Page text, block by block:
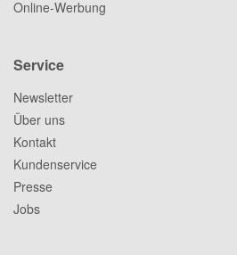
Online-Werbung
Service
Newsletter
Über uns
Kontakt
Kundenservice
Presse
Jobs